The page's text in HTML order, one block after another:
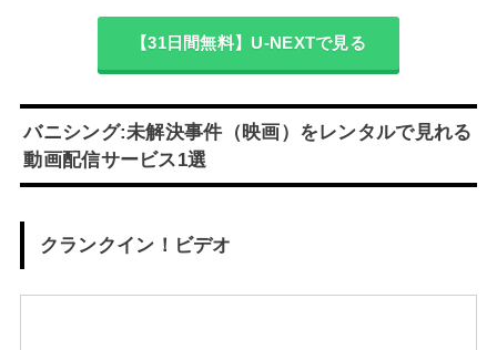
【31日間無料】U-NEXTで見る
バニシング:未解決事件（映画）をレンタルで見れる
動画配信サービス1選
クランクイン！ビデオ